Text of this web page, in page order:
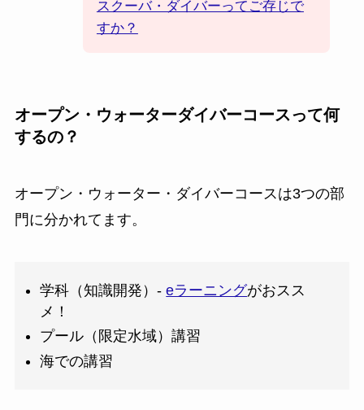
スクーバ・ダイバーってご存じで
すか？
オープン・ウォーターダイバーコースって何
するの？
オープン・ウォーター・ダイバーコースは3つの部
門に分かれてます。
学科（知識開発）-eラーニングがおスス
メ！
プール（限定水域）講習
海での講習